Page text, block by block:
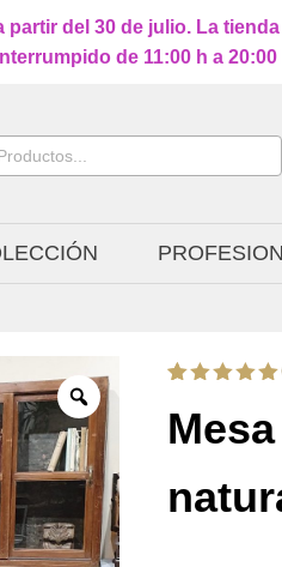
del 30 de julio. La
de 11:00 h a 20:00
con5.00
de 5 en
de
clientes